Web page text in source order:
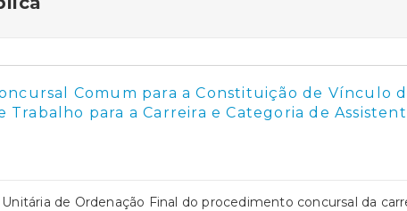
Comum para a Constituição de Vínculo
Trabalho para a Carreira e Categoria de
de Ordenação Final do procedimento concursal da